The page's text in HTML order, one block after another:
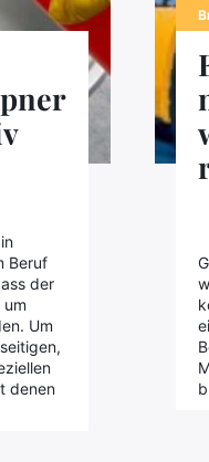
Beruf
der
Um
denen